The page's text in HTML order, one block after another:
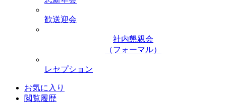
歓送迎会
社内懇親会
（フォーマル）
レセプション
お気に入り
閲覧履歴